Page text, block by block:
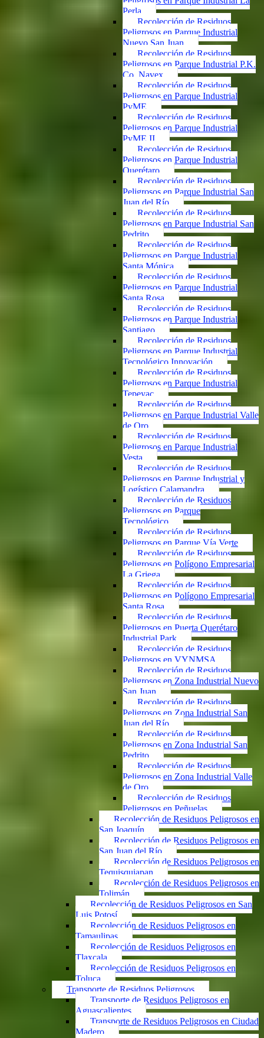
Perla
Recolección de Residuos
Peligrosos en Parque Industrial
Nuevo San Juan
Recolección de Residuos
Peligrosos en Parque Industrial P.K.
Co. Navex
Recolección de Residuos
Peligrosos en Parque Industrial
PyME
Recolección de Residuos
Peligrosos en Parque Industrial
PyME II
Recolección de Residuos
Peligrosos en Parque Industrial
Querétaro
Recolección de Residuos
Peligrosos en Parque Industrial San
Juan del Río
Recolección de Residuos
Peligrosos en Parque Industrial San
Pedrito
Recolección de Residuos
Peligrosos en Parque Industrial
Santa Mónica
Recolección de Residuos
Peligrosos en Parque Industrial
Santa Rosa
Recolección de Residuos
Peligrosos en Parque Industrial
Santiago
Recolección de Residuos
Peligrosos en Parque Industrial
Tecnológico Innovación
Recolección de Residuos
Peligrosos en Parque Industrial
Tepeyac
Recolección de Residuos
Peligrosos en Parque Industrial Valle
de Oro
Recolección de Residuos
Peligrosos en Parque Industrial
Vesta
Recolección de Residuos
Peligrosos en Parque Industrial y
Logístico Calamandra
Recolección de Residuos
Peligrosos en Parque
Tecnológico
Recolección de Residuos
Peligrosos en Parque Vía Verte
Recolección de Residuos
Peligrosos en Polígono Empresarial
La Griega
Recolección de Residuos
Peligrosos en Polígono Empresarial
Santa Rosa
Recolección de Residuos
Peligrosos en Puerta Querétaro
Industrial Park
Recolección de Residuos
Peligrosos en VYNMSA
Recolección de Residuos
Peligrosos en Zona Industrial Nuevo
San Juan
Recolección de Residuos
Peligrosos en Zona Industrial San
Juan del Río
Recolección de Residuos
Peligrosos en Zona Industrial San
Pedrito
Recolección de Residuos
Peligrosos en Zona Industrial Valle
de Oro
Recolección de Residuos
Peligrosos en Peñuelas
Recolección de Residuos Peligrosos en
San Joaquín
Recolección de Residuos Peligrosos en
San Juan del Río
Recolección de Residuos Peligrosos en
Tequisquiapan
Recolección de Residuos Peligrosos en
Tolimán
Recolección de Residuos Peligrosos en San
Luis Potosí
Recolección de Residuos Peligrosos en
Tamaulipas
Recolección de Residuos Peligrosos en
Tlaxcala
Recolección de Residuos Peligrosos en
Toluca
Transporte de Residuos Peligrosos
Transporte de Residuos Peligrosos en
Aguascalientes
Transporte de Residuos Peligrosos en Ciudad
Madero